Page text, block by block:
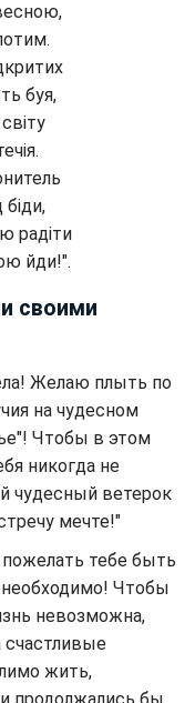
буя,
радіти
йди!".
своими
Желаю плыть по
на чудесном
Чтобы в этом
никогда не
чудесный ветерок
мечте!"
тебе быть
Чтобы
невозможна,
жить,